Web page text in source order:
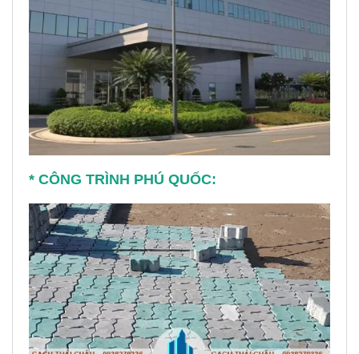
* CÔNG TRÌNH PHÚ QUỐC: